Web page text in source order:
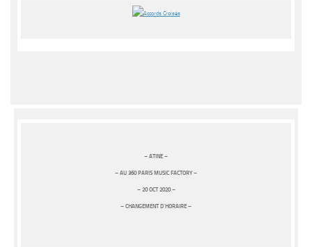
– ATINE –
– AU 360 PARIS MUSIC FACTORY –
– 20 OCT 2020 –
– CHANGEMENT D’HORAIRE –